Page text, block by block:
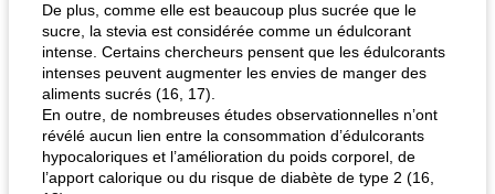
De plus, comme elle est beaucoup plus sucrée que le
sucre, la stevia est considérée comme un édulcorant
intense. Certains chercheurs pensent que les édulcorants
intenses peuvent augmenter les envies de manger des
aliments sucrés (16, 17).
En outre, de nombreuses études observationnelles n’ont
révélé aucun lien entre la consommation d’édulcorants
hypocaloriques et l’amélioration du poids corporel, de
l’apport calorique ou du risque de diabète de type 2 (16,